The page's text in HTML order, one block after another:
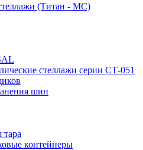
(Титан - МС)
стеллажи серии СТ-051
шин
тара
контейнеры